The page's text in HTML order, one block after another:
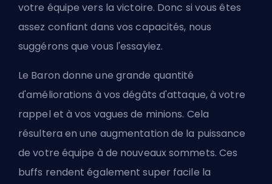
votre équipe vers la victoire. Donc si vous êtes
assez confiant dans vos capacités, nous
suggérons que vous l'essayiez.
Le Baron donne une grande quantité
d'améliorations à vos dégâts d'attaque, à votre
rappel et à vos vagues de minions. Cela
résultera en une augmentation de la puissance
de votre équipe à de nouveaux sommets. Ces
buffs rendent également super facile la